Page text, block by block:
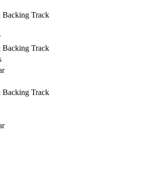
Backing Track
Backing Track
Backing Track